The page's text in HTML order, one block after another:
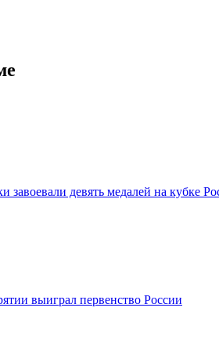
завоевали девять медалей на кубке
выиграл первенство России